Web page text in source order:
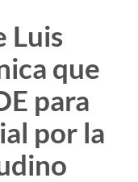
Luis
que
para
por la